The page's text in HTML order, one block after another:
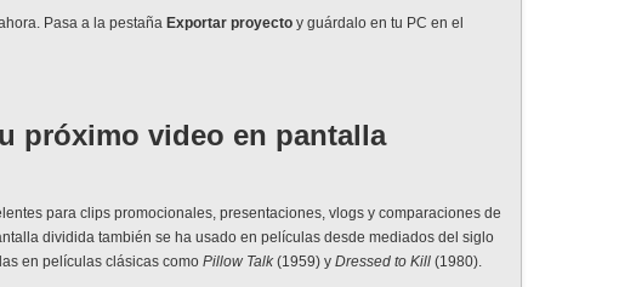
Pasa a la pestaña Exportar proyecto y guárdalo en tu PC en el
próximo video en pantalla
para clips promocionales, presentaciones, vlogs y comparaciones de
dividida también se ha usado en películas desde mediados del siglo
en películas clásicas como Pillow Talk (1959) y Dressed to Kill (1980).